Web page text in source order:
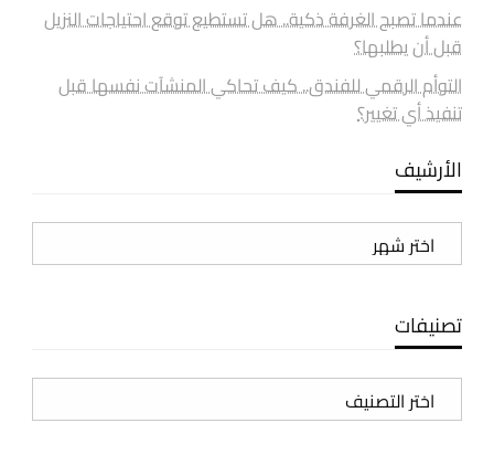
عندما تصبح الغرفة ذكية.. هل تستطيع توقع احتياجات النزيل
قبل أن يطلبها؟
التوأم الرقمي للفندق.. كيف تحاكي المنشآت نفسها قبل
تنفيذ أي تغيير؟
الأرشيف
الأرشيف
تصنيفات
تصنيفات